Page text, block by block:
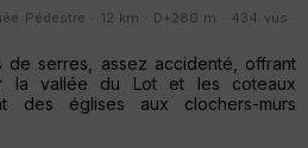
Pédestre · 12 km · D+280 m · 434 vus ·
de serres, assez accidenté, offrant
la vallée du Lot et les coteaux
des églises aux clochers-murs